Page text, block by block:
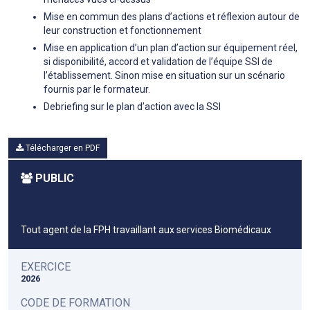
Mise en commun des plans d’actions et réflexion autour de
leur construction et fonctionnement
Mise en application d’un plan d’action sur équipement réel,
si disponibilité, accord et validation de l’équipe SSI de
l’établissement. Sinon mise en situation sur un scénario
fournis par le formateur.
Debriefing sur le plan d’action avec la SSI
Télécharger en PDF
PUBLIC
Tout agent de la FPH travaillant aux services Biomédicaux
EXERCICE
2026
CODE DE FORMATION